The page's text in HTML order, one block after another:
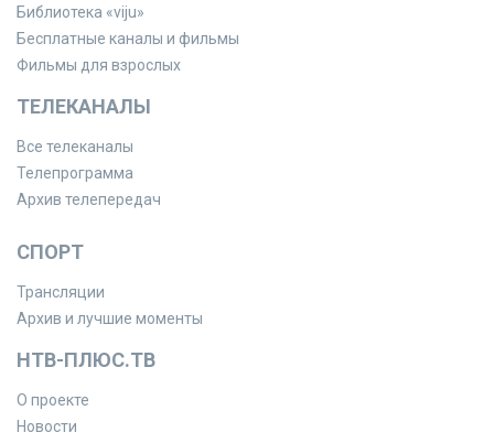
Библиотека «viju»
Бесплатные каналы и фильмы
Фильмы для взрослых
ТЕЛЕКАНАЛЫ
Все телеканалы
Телепрограмма
Архив телепередач
СПОРТ
Трансляции
Архив и лучшие моменты
НТВ-ПЛЮС.ТВ
О проекте
Новости